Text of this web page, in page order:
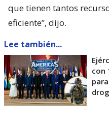
que tienen tantos
eficiente”, dijo.
Lee también...
con